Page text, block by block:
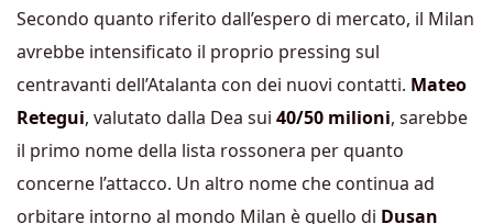
Secondo quanto riferito dall’espero di mercato, il Milan
avrebbe intensificato il proprio pressing sul
centravanti dell’Atalanta con dei nuovi contatti. Mateo
Retegui, valutato dalla Dea sui 40/50 milioni, sarebbe
il primo nome della lista rossonera per quanto
concerne l’attacco. Un altro nome che continua ad
orbitare intorno al mondo Milan è quello di Dusan